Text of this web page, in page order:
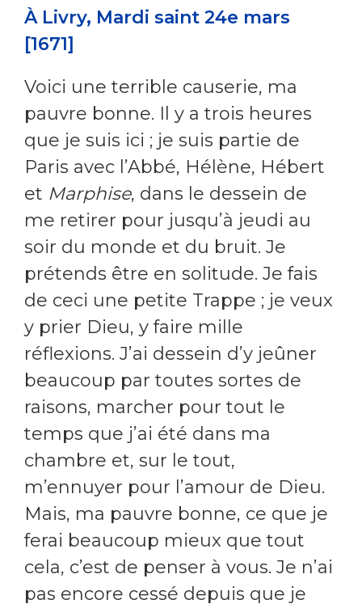
À Livry, Mardi saint 24e mars
[1671]
Voici une terrible causerie, ma
pauvre bonne. Il y a trois heures
que je suis ici ; je suis partie de
Paris avec l’Abbé, Hélène, Hébert
et Marphise, dans le dessein de
me retirer pour jusqu’à jeudi au
soir du monde et du bruit. Je
prétends être en solitude. Je fais
de ceci une petite Trappe ; je veux
y prier Dieu, y faire mille
réflexions. J’ai dessein d’y jeûner
beaucoup par toutes sortes de
raisons, marcher pour tout le
temps que j’ai été dans ma
chambre et, sur le tout,
m’ennuyer pour l’amour de Dieu.
Mais, ma pauvre bonne, ce que je
ferai beaucoup mieux que tout
cela, c’est de penser à vous. Je n’ai
pas encore cessé depuis que je